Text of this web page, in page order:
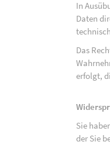
In
Daten
Das
erfolgt,
Sie
der Sie